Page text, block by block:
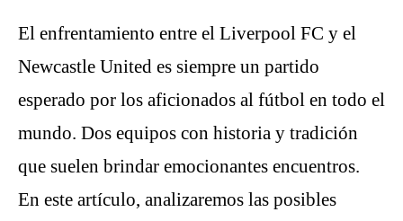
El enfrentamiento entre el Liverpool FC y el
Newcastle United es siempre un partido
esperado por los aficionados al fútbol en todo el
mundo. Dos equipos con historia y tradición
que suelen brindar emocionantes encuentros.
En este artículo, analizaremos las posibles